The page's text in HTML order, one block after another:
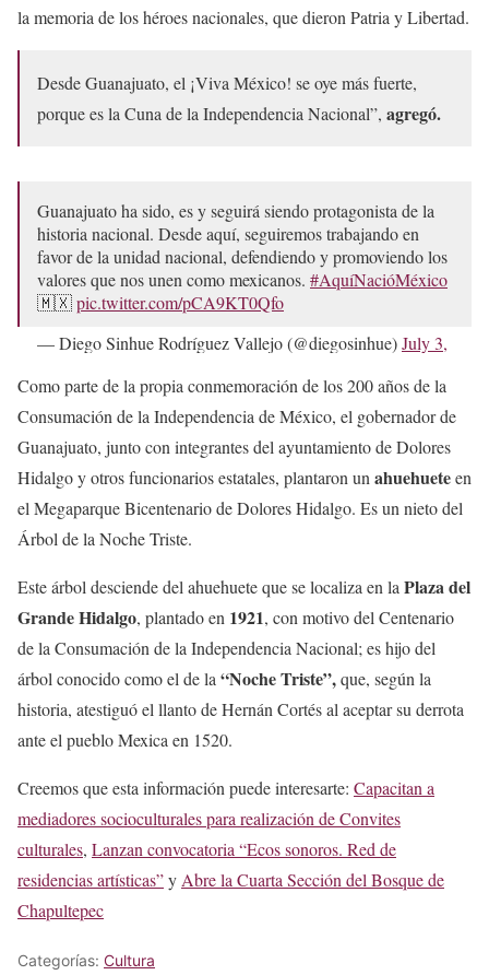
la memoria de los héroes nacionales, que dieron Patria y Libertad.
Desde Guanajuato, el ¡Viva México! se oye más fuerte,
porque es la Cuna de la Independencia Nacional”, agregó.
Guanajuato ha sido, es y seguirá siendo protagonista de la
historia nacional. Desde aquí, seguiremos trabajando en
favor de la unidad nacional, defendiendo y promoviendo los
valores que nos unen como mexicanos. #AquíNacióMéxico
🇲🇽pic.twitter.com/pCA9KT0Qfo
— Diego Sinhue Rodríguez Vallejo (@diegosinhue)July 3,
Como parte de la propia conmemoración de los 200 años de la
Consumación de la Independencia de México, el gobernador de
Guanajuato, junto con integrantes del ayuntamiento de Dolores
Hidalgo y otros funcionarios estatales, plantaron un ahuehueteen
el Megaparque Bicentenario de Dolores Hidalgo. Es un nieto del
Árbol de la Noche Triste.
Este árbol desciende del ahuehuete que se localiza en la Plaza del
Grande Hidalgo, plantado en 1921, con motivo del Centenario
de la Consumación de la Independencia Nacional; es hijo del
árbol conocido como el de la “Noche Triste”,que, según la
historia, atestiguó el llanto de Hernán Cortés al aceptar su derrota
ante el pueblo Mexica en 1520.
Creemos que esta información puede interesarte: Capacitan a
mediadores socioculturales para realización de Convites
culturales, Lanzan convocatoria “Ecos sonoros. Red de
residencias artísticas”y Abre la Cuarta Sección del Bosque de
Chapultepec
Categorías: Cultura